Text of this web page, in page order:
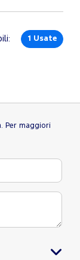
1 Usate
Per maggiori